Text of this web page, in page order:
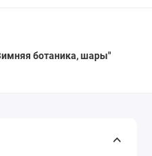
ботаника, шары"